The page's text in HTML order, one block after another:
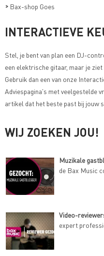
> Bax-shop Goes
INTERACTIEVE
Stel, je bent van plan een DJ-
een elektrische gitaar, maar je
Gebruik dan een van onze
Adviespagina's met veelgestelde
artikel dat het beste past bij jouw
WIJ ZOEKEN JOU!
Muzikale
de Bax Music
Video-
expert